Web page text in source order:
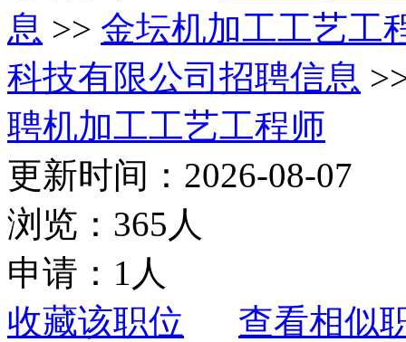
息 >> 金坛机加工工艺工
科技有限公司招聘信息
聘机加工工艺工程师
更新时间：2026-08-07
浏览：365人
申请：1人
收藏该职位
查看相似